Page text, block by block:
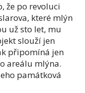
že po revoluci
které mlýn
už sto let, mu
slouží jen
připomíná jen
areálu mlýna.
památková